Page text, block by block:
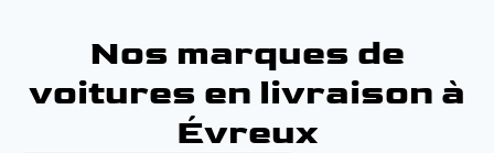
Nos marques de
voitures en livraison à
Évreux